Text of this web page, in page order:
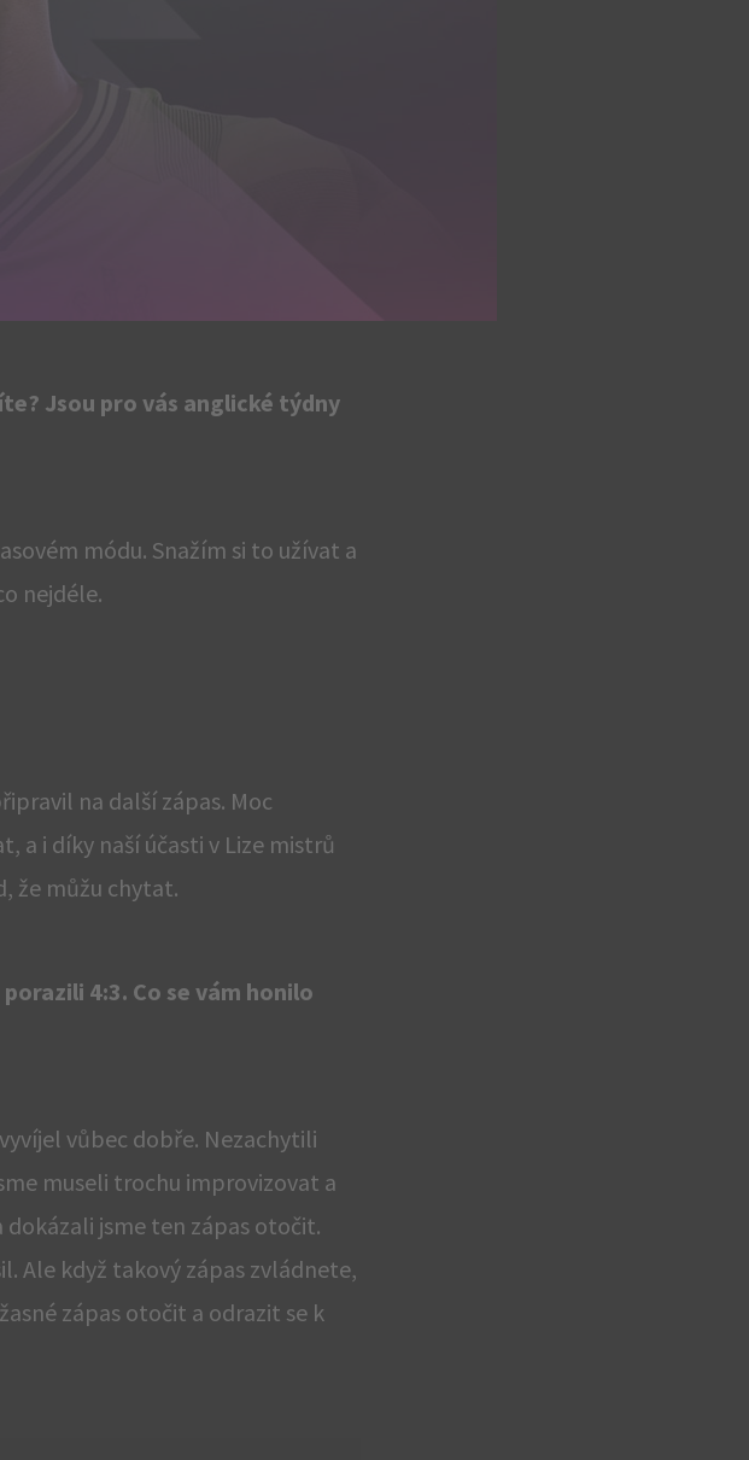
Jsou pro vás anglické týdny
módu. Snažím si to užívat a
nejdéle.
na další zápas. Moc
a i díky naší účasti v Lize mistrů
že můžu chytat.
4:3. Co se vám honilo
vůbec dobře. Nezachytili
museli trochu improvizovat a
jsme ten zápas otočit.
Ale když takový zápas zvládnete,
zápas otočit a odrazit se k